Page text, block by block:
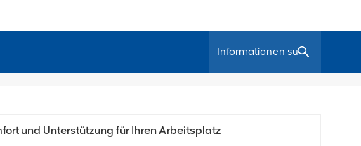
und Unterstützung für Ihren Arbeitsplatz